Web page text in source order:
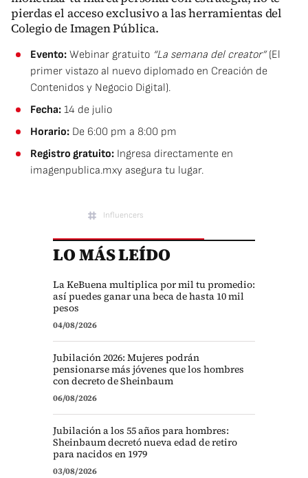
pierdas el acceso exclusivo a las herramientas del
Colegio de Imagen Pública.
Evento: Webinar gratuito “La semana del creator”(El
primer vistazo al nuevo diplomado en Creación de
Contenidos y Negocio Digital).
Fecha: 14 de julio
Horario: De 6:00 pm a 8:00 pm
Registro gratuito: Ingresa directamente en
imagenpublica.mxy asegura tu lugar.
Influencers
LO MÁS LEÍDO
La KeBuena multiplica por mil tu promedio:
así puedes ganar una beca de hasta 10 mil
pesos
04/08/2026
Jubilación 2026: Mujeres podrán
pensionarse más jóvenes que los hombres
con decreto de Sheinbaum
06/08/2026
Jubilación a los 55 años para hombres:
Sheinbaum decretó nueva edad de retiro
para nacidos en 1979
03/08/2026